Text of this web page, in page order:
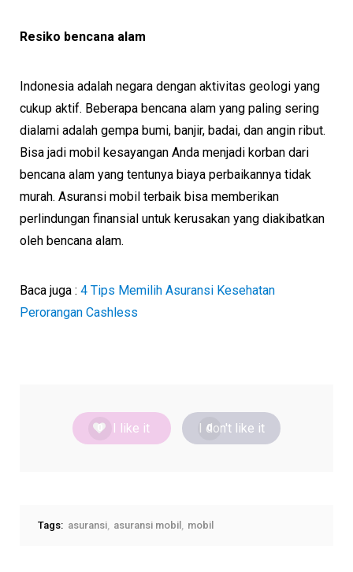
Resiko bencana alam
Indonesia adalah negara dengan aktivitas geologi yang
cukup aktif. Beberapa bencana alam yang paling sering
dialami adalah gempa bumi, banjir, badai, dan angin ribut.
Bisa jadi mobil kesayangan Anda menjadi korban dari
bencana alam yang tentunya biaya perbaikannya tidak
murah. Asuransi mobil terbaik bisa memberikan
perlindungan finansial untuk kerusakan yang diakibatkan
oleh bencana alam.
Baca juga : 4 Tips Memilih Asuransi Kesehatan
Perorangan Cashless
0 I like it 0
I don't like it
Tags: asuransi asuransi mobil mobil